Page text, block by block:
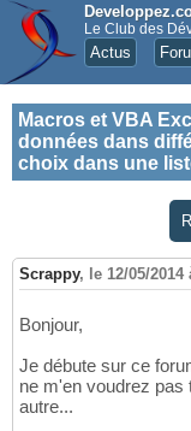
Le Club des
Actus
Macros et VBA
données dans
choix dans une
Scrappy, le 12/05/2014
Bonjour,
Je débute sur ce
ne m'en voudrez pas
autre...